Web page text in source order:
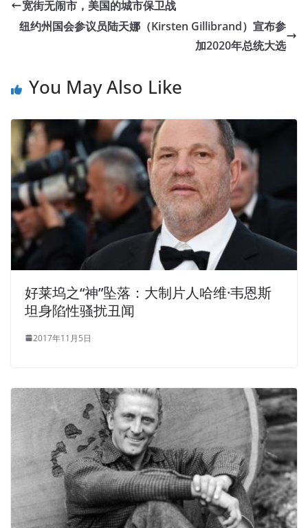
宽街无闹市，美国的城市保卫战
纽约州国会参议员陆天娜（Kirsten Gillibrand）宣布参
加2020年总统大选
You May Also Like
好莱坞之“神”坠落：大制片人哈维·韦恩斯
坦身陷性骚扰丑闻
2017年11月5日